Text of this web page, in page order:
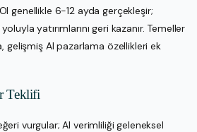
genellikle 6-12 ayda gerçekleşir;
yatırımlarını geri kazanır. Temeller
gelişmiş AI pazarlama özellikleri ek
Teklifi
vurgular; AI verimliliği geleneksel